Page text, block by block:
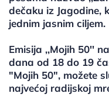
dečaku iz Jagodine,
jednim jasnim ciljem.
Emisija ,,Mojih 50''
dana od 18 do 19
"Mojih 50", možete
najvećoj radijskoj